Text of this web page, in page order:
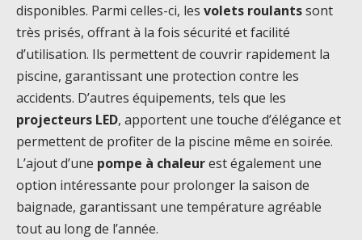
disponibles. Parmi celles-ci, les volets roulantssont
très prisés, offrant à la fois sécurité et facilité
d’utilisation. Ils permettent de couvrir rapidement la
piscine, garantissant une protection contre les
accidents. D’autres équipements, tels que les
projecteurs LED, apportent une touche d’élégance et
permettent de profiter de la piscine même en soirée.
L’ajout d’une pompe à chaleurest également une
option intéressante pour prolonger la saison de
baignade, garantissant une température agréable
tout au long de l’année.